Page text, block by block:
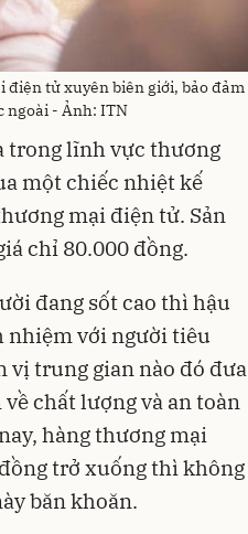
tử xuyên biên giới, bảo đảm
ngoài - Ảnh: ITN
trong lĩnh vực thương
một chiếc nhiệt kế
mại điện tử. Sản
chỉ 80.000 đồng.
đang sốt cao thì hậu
nhiệm với người tiêu
vị trung gian nào đó đưa
chất lượng và an toàn
hàng thương mại
trở xuống thì không
băn khoăn.